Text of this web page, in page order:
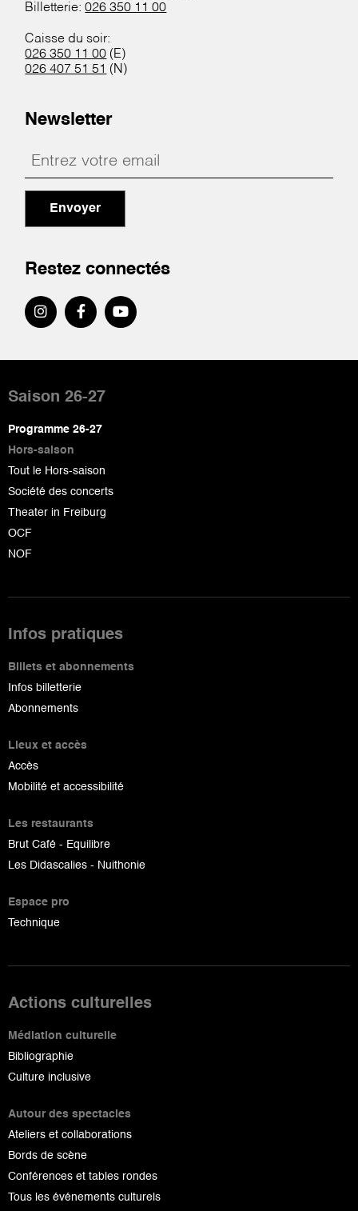
Billetterie:026 350 11 00
Caisse du soir:
026 350 11 00 (E)
026 407 51 51 (N)
Newsletter
Envoyer
Restez connectés
de
page
Saison 26-27
Programme 26-27
Hors-saison
Tout le Hors-saison
Société des concerts
Theater in Freiburg
OCF
NOF
Infos pratiques
Billets et abonnements
Infos billetterie
Abonnements
Lieux et accès
Accès
Mobilité et accessibilité
Les restaurants
Brut Café - Equilibre
Les Didascalies - Nuithonie
Espace pro
Technique
Actions culturelles
Médiation culturelle
Bibliographie
Culture inclusive
Autour des spectacles
Ateliers et collaborations
Bords de scène
Conférences et tables rondes
Tous les événements culturels